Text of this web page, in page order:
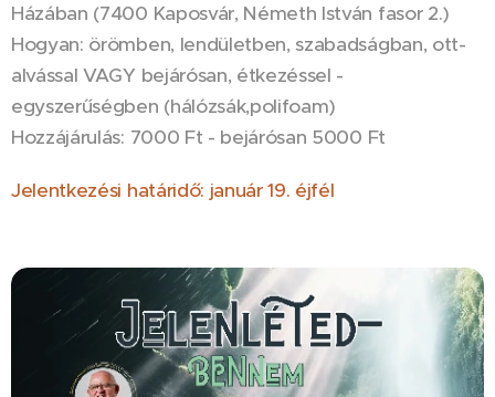
Házában (7400 Kaposvár, Németh István fasor 2.)
Hogyan: örömben, lendületben, szabadságban, ott-
alvással VAGY bejárósan, étkezéssel -
egyszerűségben (hálózsák,polifoam)
Hozzájárulás: 7000 Ft - bejárósan 5000 Ft
Jelentkezési határidő: január 19. éjfél